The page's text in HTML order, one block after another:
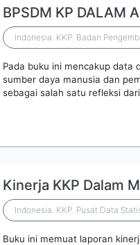
BPSDM KP DALAM
Indonesia. KKP. Badan
Pada buku ini mencakup data
sumber daya manusia dan
sebagai salah satu refleksi
Kinerja KKP Dalam
Indonesia. KKP. Pusat Data
Buku ini memuat laporan